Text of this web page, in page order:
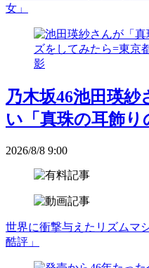
女」
乃木坂46池田瑛
い「真珠の耳飾り
2026/8/8 9:00
世界に衝撃与えたリズムマ
酷評」